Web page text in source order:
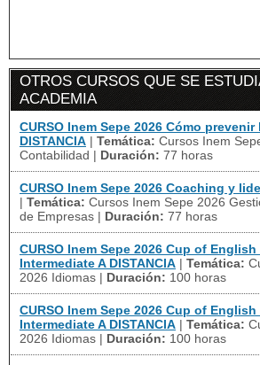
OTROS CURSOS QUE SE
ACADEMIA
CURSO Inem Sepe 2026 Cómo
DISTANCIA | Temática: Cursos Inem
Contabilidad | Duración: 77 horas
CURSO Inem Sepe 2026 Coaching y
| Temática: Cursos Inem Sepe 2026
de Empresas | Duración: 77 horas
CURSO Inem Sepe 2026 Cup of
Intermediate A DISTANCIA | Temática:
2026 Idiomas | Duración: 100 horas
CURSO Inem Sepe 2026 Cup of
Intermediate A DISTANCIA | Temática:
2026 Idiomas | Duración: 100 horas